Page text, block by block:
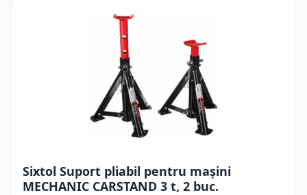
Sixtol Suport pliabil pentru mașini
MECHANIC CARSTAND 3 t, 2 buc.